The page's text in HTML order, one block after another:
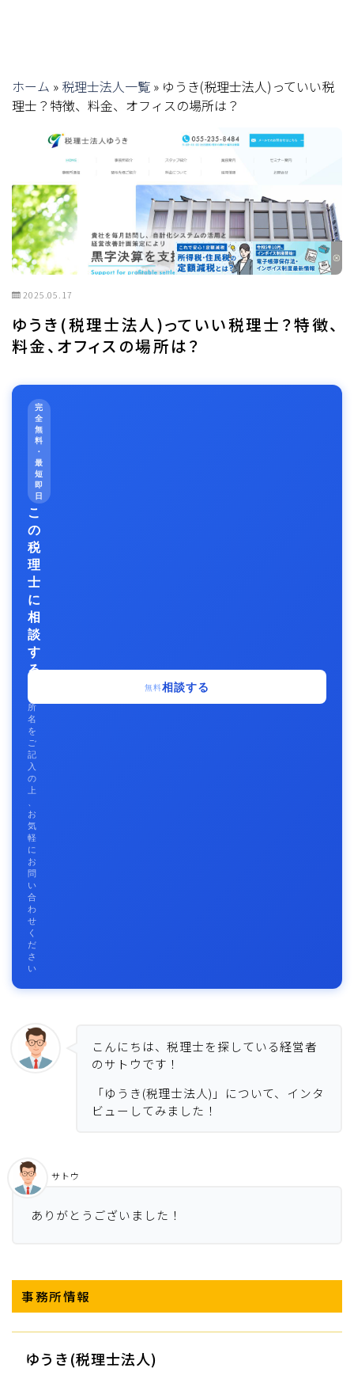
ホーム » 税理士法人一覧 » ゆうき(税理士法人)っていい税
理士？特徴、料金、オフィスの場所は？
2025.05.17
ゆうき(税理士法人)っていい税理士？特徴、
料金、オフィスの場所は？
完
全
無
料
・
最
短
即
日
こ
の
税
理
士
に
相
談
す
る
所
名
を
ご
記
入
の
上
、
お
気
軽
に
お
問
い
合
わ
せ
く
だ
さ
い
無料相談する
こんにちは、税理士を探している経営者
のサトウです！
「ゆうき(税理士法人)」について、インタ
ビューしてみました！
ありがとうございました！
サトウ
事務所情報
ゆうき(税理士法人)